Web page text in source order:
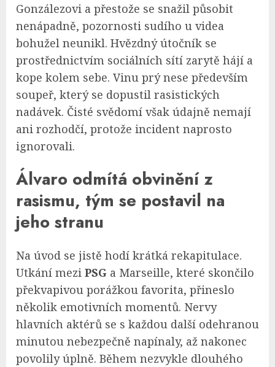
Gonzálezovi a přestože se snažil působit
nenápadně, pozornosti sudího u videa
bohužel neunikl. Hvězdný útočník se
prostřednictvím sociálních sítí zarytě hájí a
kope kolem sebe. Vinu prý nese především
soupeř, který se dopustil rasistických
nadávek. Čisté svědomí však údajně nemají
ani rozhodčí, protože incident naprosto
ignorovali.
Álvaro odmítá obvinění z
rasismu, tým se postavil na
jeho stranu
Na úvod se jistě hodí krátká rekapitulace.
Utkání mezi PSG a Marseille, které skončilo
překvapivou porážkou favorita, přineslo
několik emotivních momentů. Nervy
hlavních aktérů se s každou další odehranou
minutou nebezpečně napínaly, až nakonec
povolily úplně. Během nezvykle dlouhého